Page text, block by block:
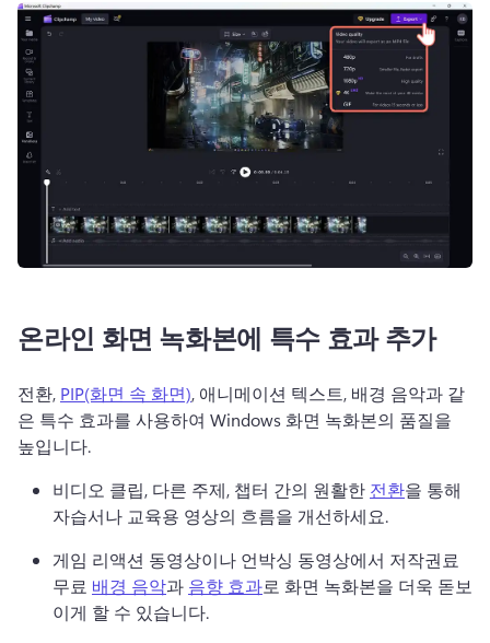
온라인 화면 녹화본에 특수 효과 추가
전환, PIP(화면 속 화면), 애니메이션 텍스트, 배경 음악과 같
은 특수 효과를 사용하여 Windows 화면 녹화본의 품질을
높입니다.
비디오 클립, 다른 주제, 챕터 간의 원활한 전환을 통해
자습서나 교육용 영상의 흐름을 개선하세요.
게임 리액션 동영상이나 언박싱 동영상에서 저작권료
무료 배경 음악과 음향 효과로 화면 녹화본을 더욱 돋보
이게 할 수 있습니다.